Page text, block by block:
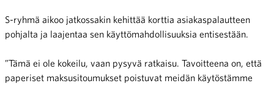
S-ryhmä aikoo jatkossakin kehittää korttia asiakaspalautteen
pohjalta ja laajentaa sen käyttömahdollisuuksia entisestään.
”Tämä ei ole kokeilu, vaan pysyvä ratkaisu. Tavoitteena on, että
paperiset maksusitoumukset poistuvat meidän käytöstämme